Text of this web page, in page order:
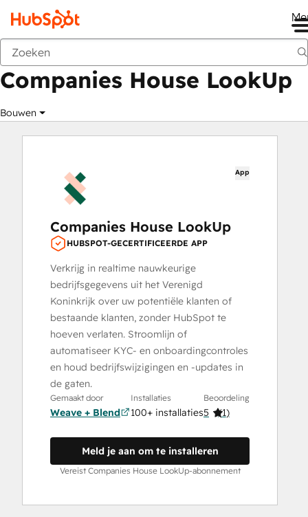
Marktplaats
Companies House LookUp
Bouwen
App
Companies House LookUp
HUBSPOT-GECERTIFICEERDE APP
Verkrijg in realtime nauwkeurige
bedrijfsgegevens uit het Verenigd
Koninkrijk over uw potentiële klanten of
bestaande klanten, zonder HubSpot te
hoeven verlaten. Stroomlijn of
automatiseer KYC- en onboardingcontroles
en houd bedrijfswijzigingen en -updates in
de gaten.
Gemaakt door
Weave + Blend
Installaties
100+ installaties
Beoordeling
5 (1)
Meld je aan om te installeren
Vereist Companies House LookUp-abonnement